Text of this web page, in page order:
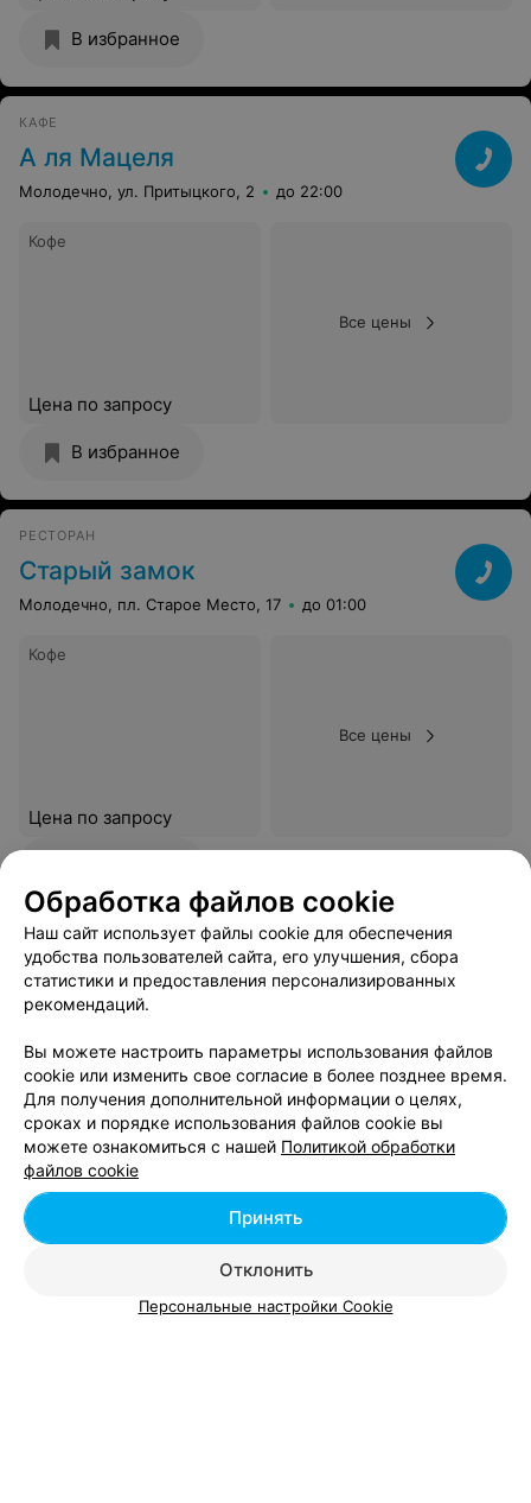
В избранное
КАФЕ
А ля Мацеля
Молодечно, ул. Притыцкого, 2 до 22:00
Кофе
Цена по запросу
Все цены
В избранное
РЕСТОРАН
Старый замок
Молодечно, пл. Старое Место, 17 до 01:00
Кофе
Цена по запросу
Все цены
Обработка файлов cookie
Наш сайт использует файлы cookie для обеспечения
удобства пользователей сайта, его улучшения, сбора
статистики и предоставления персонализированных
рекомендаций.
Вы можете настроить параметры использования файлов
cookie или изменить свое согласие в более позднее время.
Для получения дополнительной информации о целях,
сроках и порядке использования файлов cookie вы
можете ознакомиться с нашей Политикой обработки
файлов cookie
Отклонить
Принять
Персональные настройки Cookie